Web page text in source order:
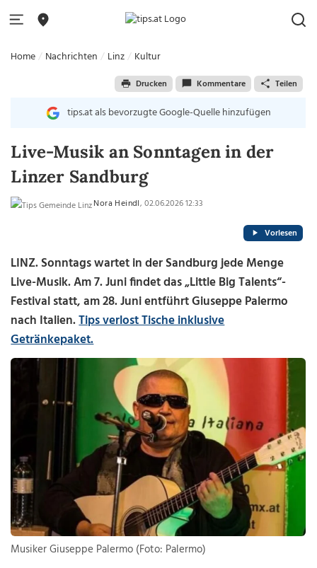
Home Nachrichten Linz Kultur
Drucken Kommentare Teilen
tips.at als bevorzugte Google-Quelle hinzufügen
Live-Musik an Sonntagen in der
Linzer Sandburg
Nora Heindl, 02.06.2026 12:33
Vorlesen
LINZ.Sonntags wartet in der Sandburg jede Menge
Live-Musik. Am 7. Juni findet das „Little Big Talents“-
Festival statt, am 28. Juni entführt Giuseppe Palermo
nach Italien.Tips verlost Tische inklusive
Getränkepaket.
Musiker Giuseppe Palermo (Foto: Palermo)